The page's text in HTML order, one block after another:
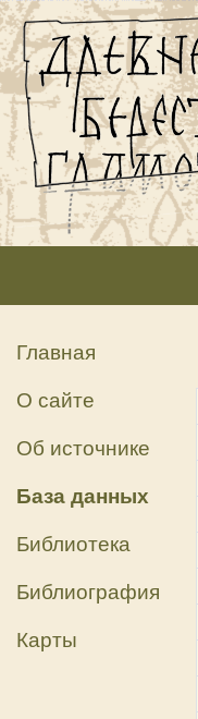
Главная
О сайте
Об источнике
База данных
Библиотека
Библиография
Карты